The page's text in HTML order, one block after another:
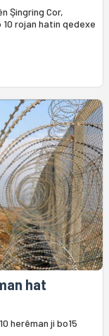
Şingring Cor,
10 rojan hatin qedexe
hat
herêman ji bo15